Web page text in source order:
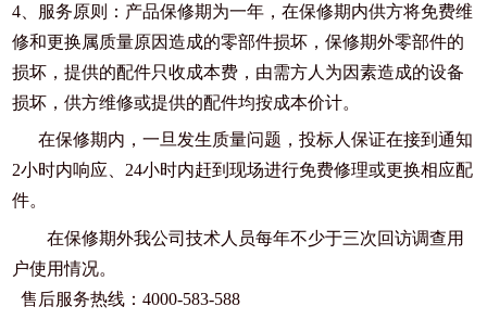
4、服务原则：产品保修期为一年，在保修期内供方将免费维
修和更换属质量原因造成的零部件损坏，保修期外零部件的
损坏，提供的配件只收成本费，由需方人为因素造成的设备
损坏，供方维修或提供的配件均按成本价计。
在保修期内，一旦发生质量问题，投标人保证在接到通知
2小时内响应、24小时内赶到现场进行免费修理或更换相应配
件。
在保修期外我公司技术人员每年不少于三次回访调查用
户使用情况。
售后服务热线：4000-583-588